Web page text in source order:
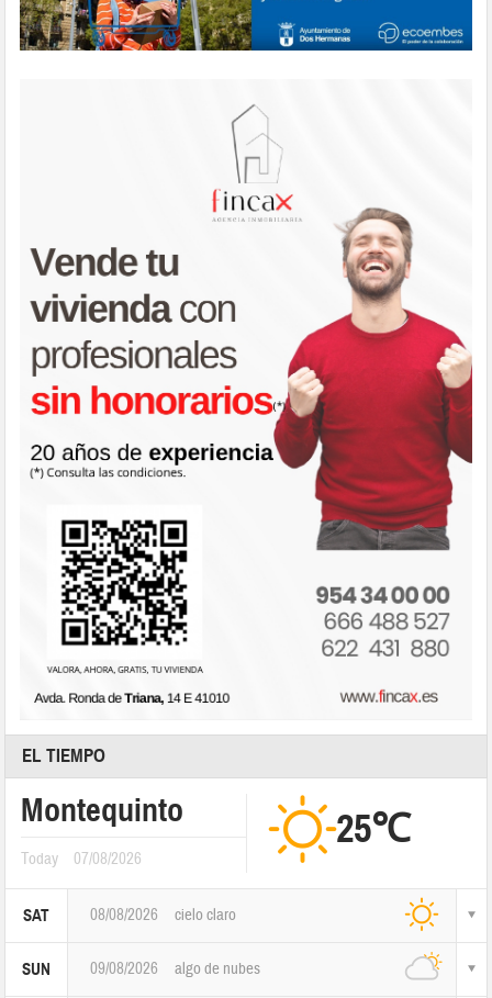
EL TIEMPO
Montequinto
Today 07/08/2026
25℃
SAT 08/08/2026 cielo claro
SUN 09/08/2026 algo de nubes